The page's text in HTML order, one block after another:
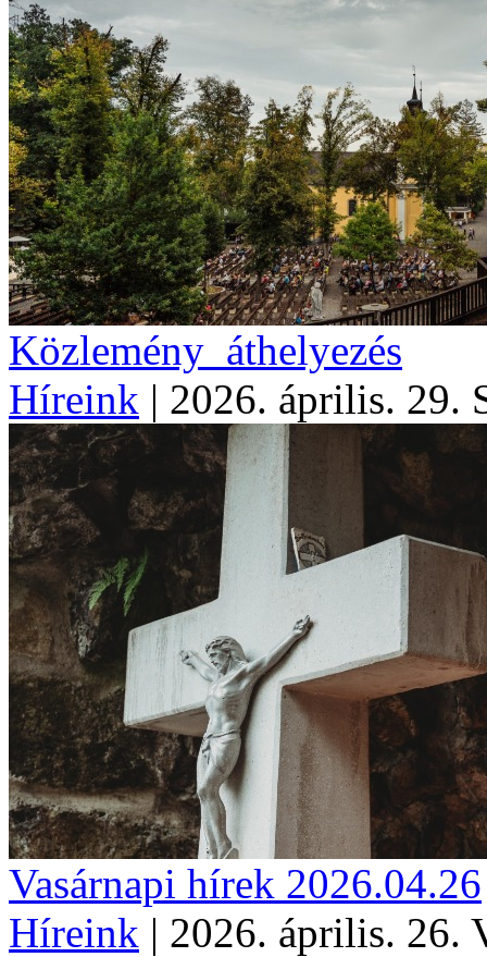
Közlemény_áthelyezés
Híreink | 2026. április. 29.
Vasárnapi hírek 2026.04.26
Híreink | 2026. április. 26.